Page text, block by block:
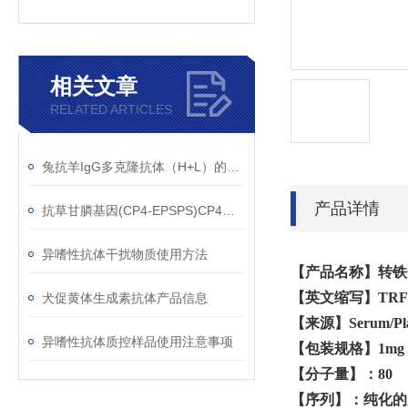
相关文章
RELATED ARTICLES
异嗜性抗体干扰物质使用方法
犬促黄体生成素抗体产品信息
异嗜性抗体质控样品使用注意事项
产品详情
【产品名称】 转
【英文缩写】 TRF
【来源】 Serum/
【包装规格】 1mg
【分子量】： 80
【序列】：纯化